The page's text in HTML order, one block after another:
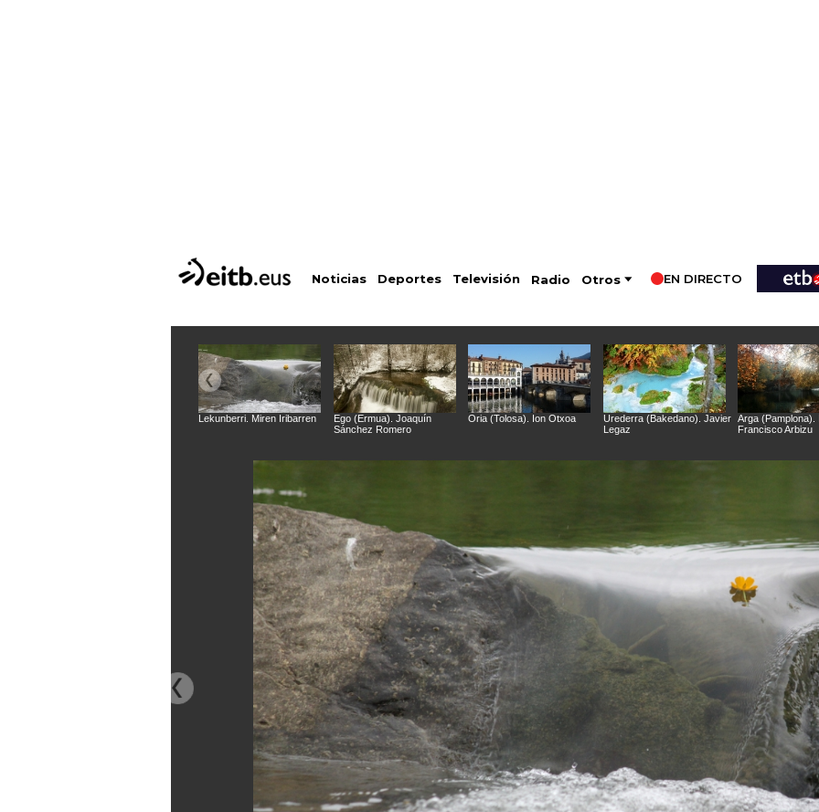
Noticias Deportes Televisión Radio Otros EN DIRECTO
Lekunberri. Miren Iribarren
Ego (Ermua). Joaquín
Sánchez Romero
Oria (Tolosa). Ion Otxoa
Urederra (Bakedano). Javier
Legaz
Arga (Pamplona).
Francisco Arbizu